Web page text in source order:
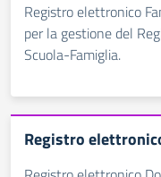
Registro elettronico
per la gestione del
Scuola-Famiglia.
Registro